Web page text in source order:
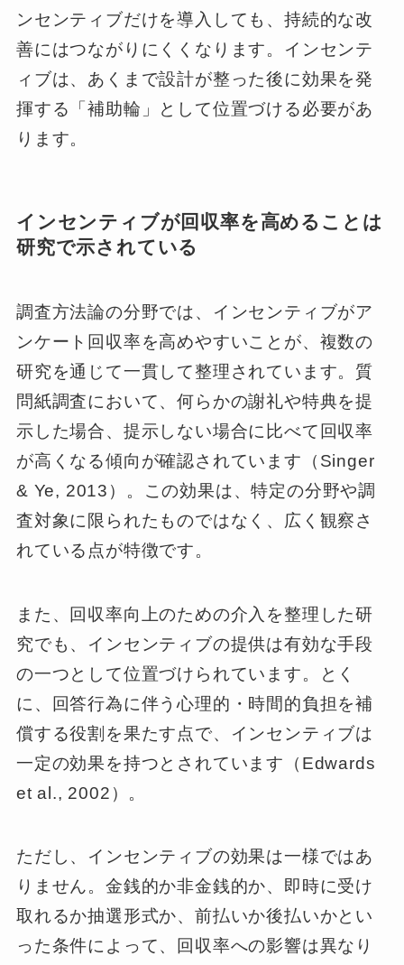
ンセンティブだけを導入しても、持続的な改
善にはつながりにくくなります。インセンテ
ィブは、あくまで設計が整った後に効果を発
揮する「補助輪」として位置づける必要があ
ります。
インセンティブが回収率を高めることは
研究で示されている
調査方法論の分野では、インセンティブがア
ンケート回収率を高めやすいことが、複数の
研究を通じて一貫して整理されています。質
問紙調査において、何らかの謝礼や特典を提
示した場合、提示しない場合に比べて回収率
が高くなる傾向が確認されています（Singer
& Ye, 2013）。この効果は、特定の分野や調
査対象に限られたものではなく、広く観察さ
れている点が特徴です。
また、回収率向上のための介入を整理した研
究でも、インセンティブの提供は有効な手段
の一つとして位置づけられています。とく
に、回答行為に伴う心理的・時間的負担を補
償する役割を果たす点で、インセンティブは
一定の効果を持つとされています（Edwards
et al., 2002）。
ただし、インセンティブの効果は一様ではあ
りません。金銭的か非金銭的か、即時に受け
取れるか抽選形式か、前払いか後払いかとい
った条件によって、回収率への影響は異なり